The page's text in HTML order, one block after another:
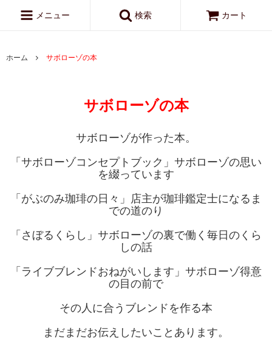
メニュー 検索 カート
ホーム サボローゾの本
サボローゾの本
サボローゾが作った本。
「サボローゾコンセプトブック」サボローゾの思い
を綴っています
「がぶのみ珈琲の日々」店主が珈琲鑑定士になるま
での道のり
「さぼるくらし」サボローゾの裏で働く毎日のくら
しの話
「ライブブレンドおねがいします」サボローゾ得意
の目の前で
その人に合うブレンドを作る本
まだまだお伝えしたいことあります。